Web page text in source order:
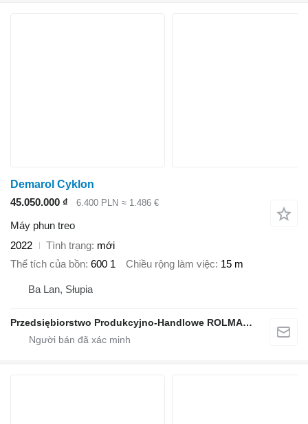
Demarol Cyklon
45.050.000 ₫
6.400 PLN ≈ 1.486 €
Máy phun treo
2022
Tình trạng mới
Thể tích của bồn 600 1 Chiều rộng làm việc 15 m
Ba Lan, Słupia
Przedsiębiorstwo Produkcyjno-Handlowe ROLMAPOL Marcin Dziekan